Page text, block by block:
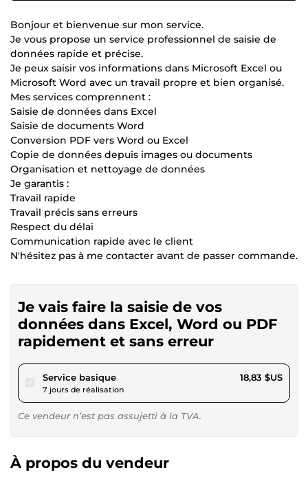
Bonjour et bienvenue sur mon service.
Je vous propose un service professionnel de saisie de
données rapide et précise.
Je peux saisir vos informations dans Microsoft Excel ou
Microsoft Word avec un travail propre et bien organisé.
Mes services comprennent :
Saisie de données dans Excel
Saisie de documents Word
Conversion PDF vers Word ou Excel
Copie de données depuis images ou documents
Organisation et nettoyage de données
Je garantis :
Travail rapide
Travail précis sans erreurs
Respect du délai
Communication rapide avec le client
N'hésitez pas à me contacter avant de passer commande.
Je vais faire la saisie de vos
données dans Excel, Word ou PDF
rapidement et sans erreur
Service basiquepour 17,35 $US
7 jours de réalisation
18,83 $US
Ce vendeur n’est pas assujetti à la TVA.
À propos du vendeur